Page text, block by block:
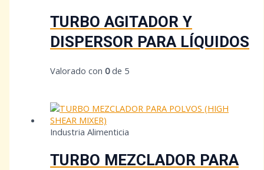
TURBO AGITADOR Y
DISPERSOR PARA LÍQUIDOS
Valorado con0de 5
Industria Alimenticia
TURBO MEZCLADOR PARA